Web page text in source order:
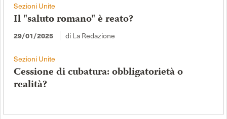
Sezioni Unite
Il "saluto romano" è reato?
29/01/2025 di La Redazione
Sezioni Unite
Cessione di cubatura: obbligatorietà o
realità?